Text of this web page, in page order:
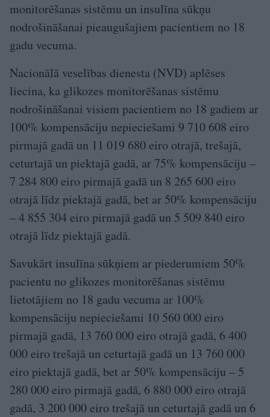
monitorēšanas sistēmu un insulīna sūkņu
nodrošināšanai pieaugušajiem pacientiem no 18
gadu vecuma.
Nacionālā veselības dienesta (NVD) aplēses
liecina, ka glikozes monitorēšanas sistēmu
nodrošināšanai visiem pacientiem no 18 gadiem ar
100% kompensāciju nepieciešami 9 710 608 eiro
pirmajā gadā un 11 019 680 eiro otrajā, trešajā,
ceturtajā un piektajā gadā, ar 75% kompensāciju –
7 284 800 eiro pirmajā gadā un 8 265 600 eiro
otrajā līdz piektajā gadā, bet ar 50% kompensāciju
– 4 855 304 eiro pirmajā gadā un 5 509 840 eiro
otrajā līdz piektajā gadā.
Savukārt insulīna sūkņiem ar piederumiem 50%
pacientu no glikozes monitorēšanas sistēmu
lietotājiem no 18 gadu vecuma ar 100%
kompensāciju nepieciešami 10 560 000 eiro
pirmajā gadā, 13 760 000 eiro otrajā gadā, 6 400
000 eiro trešajā un ceturtajā gadā un 13 760 000
eiro piektajā gadā, bet ar 50% kompensāciju – 5
280 000 eiro pirmajā gadā, 6 880 000 eiro otrajā
gadā, 3 200 000 eiro trešajā un ceturtajā gadā un 6